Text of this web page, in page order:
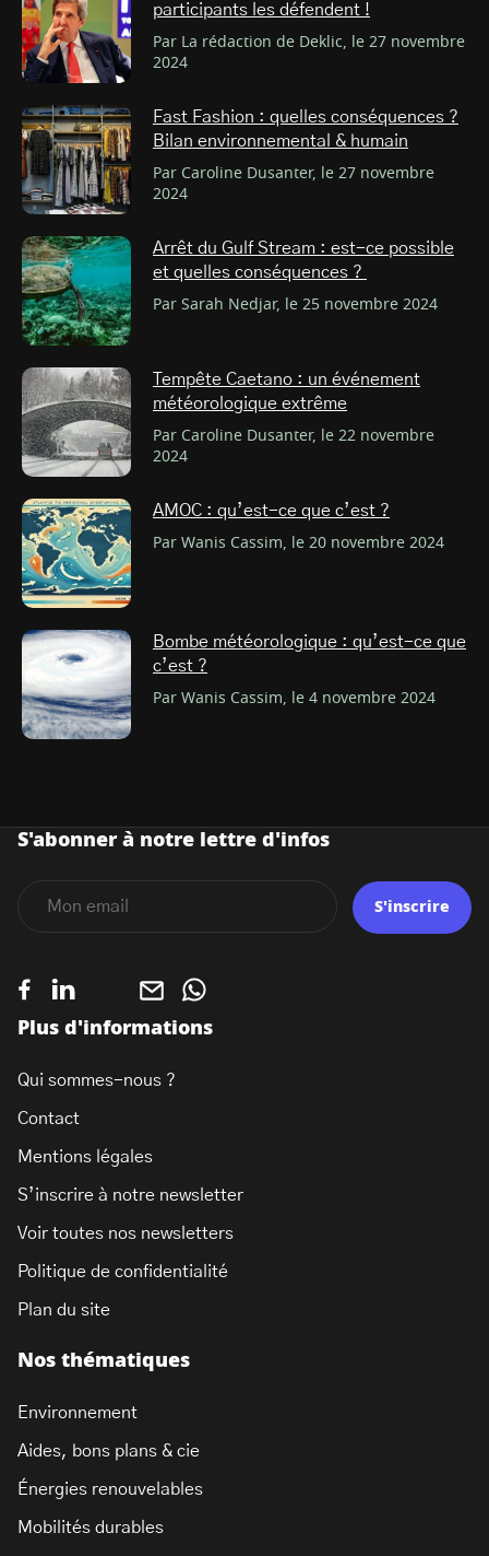
participants les défendent !
Par La rédaction de Deklic, le 27 novembre
2024
Fast Fashion : quelles conséquences ?
Bilan environnemental & humain
Par Caroline Dusanter, le 27 novembre
2024
Arrêt du Gulf Stream : est-ce possible
et quelles conséquences ?
Par Sarah Nedjar, le 25 novembre 2024
Tempête Caetano : un événement
météorologique extrême
Par Caroline Dusanter, le 22 novembre
2024
AMOC : qu’est-ce que c’est ?
Par Wanis Cassim, le 20 novembre 2024
Bombe météorologique : qu’est-ce que
c’est ?
Par Wanis Cassim, le 4 novembre 2024
Nos thématiques
Environnement
Aides, bons plans & cie
Énergies renouvelables
Mobilités durables
Plus d'informations
Qui sommes-nous ?
Contact
Mentions légales
S’inscrire à notre newsletter
Voir toutes nos newsletters
Politique de confidentialité
Plan du site
S'abonner à notre lettre d'infos
S'inscrire